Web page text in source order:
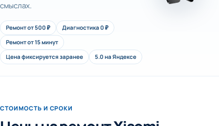
смыслах.
Ремонт от 500 ₽
Диагностика 0 ₽
Ремонт от 15 минут
Цена фиксируется заранее
5.0 на Яндексе
СТОИМОСТЬ И СРОКИ